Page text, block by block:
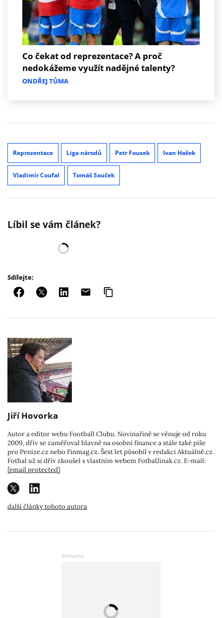
Co čekat od reprezentace? A proč
nedokážeme využít nadějné talenty?
ONDŘEJ TŮMA
Reprezentace Liga národů Petr Fousek Ivan Hašek
Vladimír Coufal Tomáš Souček
Líbil se vám článek?
Sdílejte:
Jiří Hovorka
Autor a editor webu Football Clubu. Novinařině se věnuje od roku
2009, dřív se zaměřoval hlavně na osobní finance a stále také píše
pro Peníze.cz nebo Finmag.cz. Šest let působil v redakci Aktuálně.cz.
Fotbal už si dřív zkoušel s vlastním webem FotbalJinak.cz. E-mail:
[email protected]
další články tohoto autora